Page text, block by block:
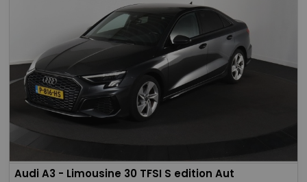
Audi A3 - Limousine 30 TFSI S edition Aut